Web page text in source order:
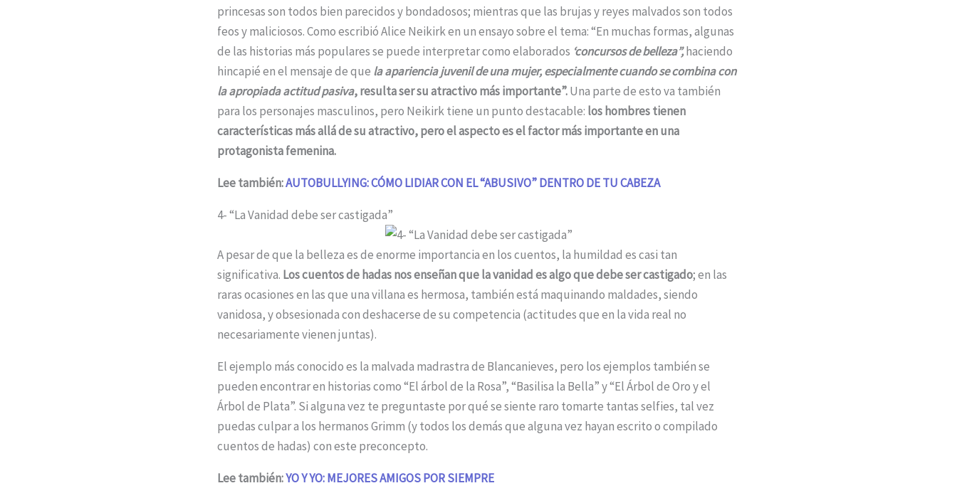
princesas son todos bien parecidos y bondadosos; mientras que las brujas y reyes malvados son todos
feos y maliciosos. Como escribió Alice Neikirk en un ensayo sobre el tema: “En muchas formas, algunas
de las historias más populares se puede interpretar como elaborados ‘concursos de belleza”,haciendo
hincapié en el mensaje de que la apariencia juvenil de una mujer, especialmente cuando se combina con
la apropiada actitud pasiva, resulta ser su atractivo más importante”.Una parte de esto va también
para los personajes masculinos, pero Neikirk tiene un punto destacable: los hombres tienen
características más allá de su atractivo, pero el aspecto es el factor más importante en una
protagonista femenina.
Lee también:AUTOBULLYING: CÓMO LIDIAR CON EL “ABUSIVO” DENTRO DE TU CABEZA
4- “La Vanidad debe ser castigada”
A pesar de que la belleza es de enorme importancia en los cuentos, la humildad es casi tan
significativa. Los cuentos de hadas nos enseñan que la vanidad es algo que debe ser castigado; en las
raras ocasiones en las que una villana es hermosa, también está maquinando maldades, siendo
vanidosa, y obsesionada con deshacerse de su competencia (actitudes que en la vida real no
necesariamente vienen juntas).
El ejemplo más conocido es la malvada madrastra de Blancanieves, pero los ejemplos también se
pueden encontrar en historias como “El árbol de la Rosa”, “Basilisa la Bella” y “El Árbol de Oro y el
Árbol de Plata”. Si alguna vez te preguntaste por qué se siente raro tomarte tantas selfies, tal vez
puedas culpar a los hermanos Grimm (y todos los demás que alguna vez hayan escrito o compilado
cuentos de hadas) con este preconcepto.
Lee también:YO Y YO: MEJORES AMIGOS POR SIEMPRE